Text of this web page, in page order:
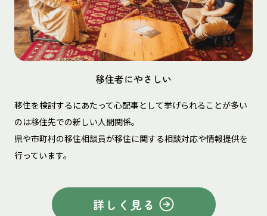
移住者にやさしい
移住を検討するにあたって心配事として挙げられることが多い
のは移住先での新しい人間関係。
県や市町村の移住相談員が移住に関する相談対応や情報提供を
行っています。
詳しく見る